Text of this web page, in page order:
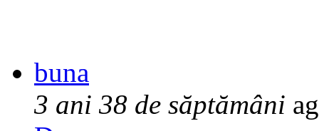
buna
3 ani 38 de săptămâni